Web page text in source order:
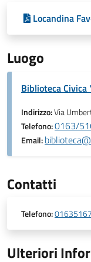
Locandina
Luogo
Biblioteca
Indirizzo:Via
Telefono:0163/
Email:
Contatti
Telefono:
Ulteriori